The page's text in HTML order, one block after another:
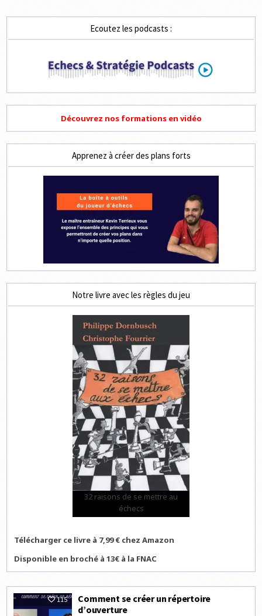
Ecoutez les podcasts :
Découvrez nos formations en vidéo
Apprenez à créer des plans forts
Notre livre avec les règles du jeu
32 raisons de se mettre au
échecs
Télécharger ce livre à 7,99 € chez Amazon
Disponible en broché à 13€ à la FNAC
115
Comment se créer un répertoire
d’ouverture